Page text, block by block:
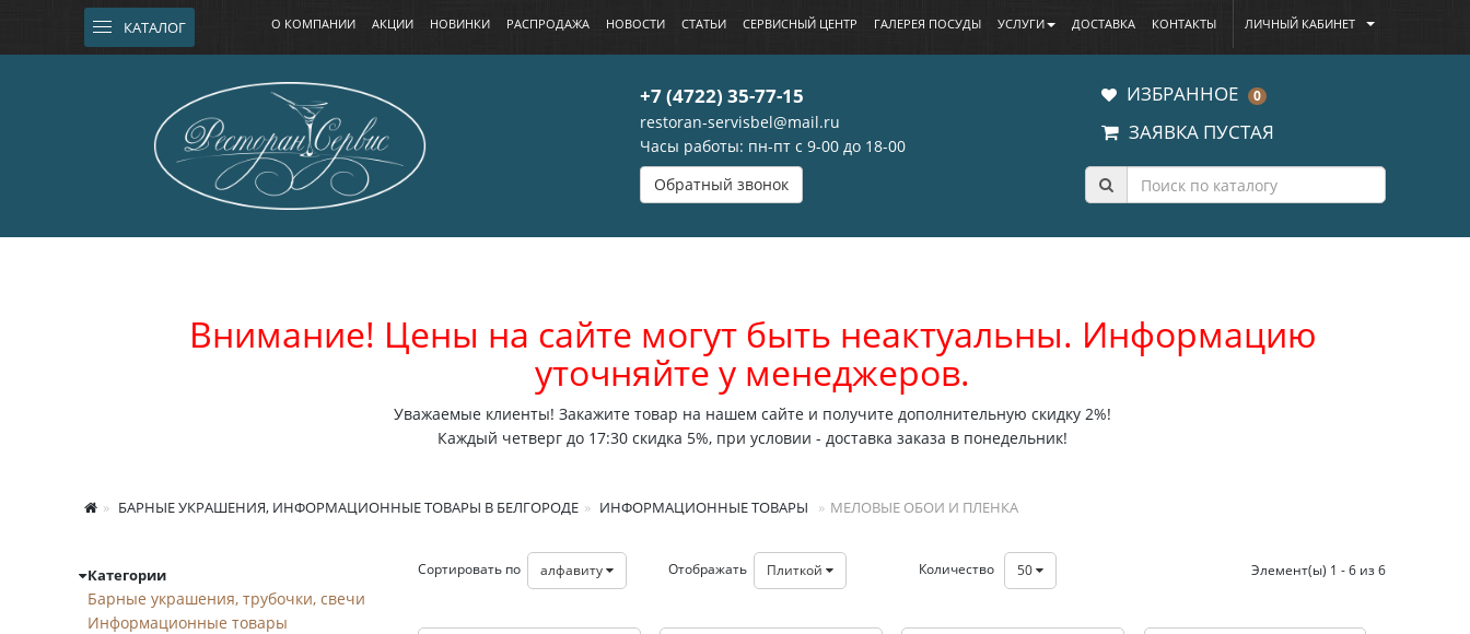
КАТАЛОГ О КОМПАНИИ АКЦИИ НОВИНКИ РАСПРОДАЖА НОВОСТИ СТАТЬИ СЕРВИСНЫЙ ЦЕНТР ГАЛЕРЕЯ ПОСУДЫ УСЛУГИ ДОСТАВКА КОНТАКТЫ ЛИЧНЫЙ КАБИНЕТ
+7 (4722) 35-77-15
restoran-servisbel@mail.ru
Часы работы: пн-пт с 9-00 до 18-00
Обратный звонок
ИЗБРАННОЕ 0
ЗАЯВКА ПУСТАЯ
Внимание! Цены на сайте могут быть неактуальны. Информацию
уточняйте у менеджеров.
Уважаемые клиенты! Закажите товар на нашем сайте и получите дополнительную скидку 2%!
Каждый четверг до 17:30 скидка 5%, при условии - доставка заказа в понедельник!
БАРНЫЕ УКРАШЕНИЯ, ИНФОРМАЦИОННЫЕ ТОВАРЫ В БЕЛГОРОДЕ ИНФОРМАЦИОННЫЕ ТОВАРЫ МЕЛОВЫЕ ОБОИ И ПЛЕНКА
Меловые обои и пленка
Категории
Барные украшения, трубочки, свечи
Информационные товары
Сортировать по алфавиту Отображать Плиткой Количество 50 Элемент(ы) 1 - 6 из 6